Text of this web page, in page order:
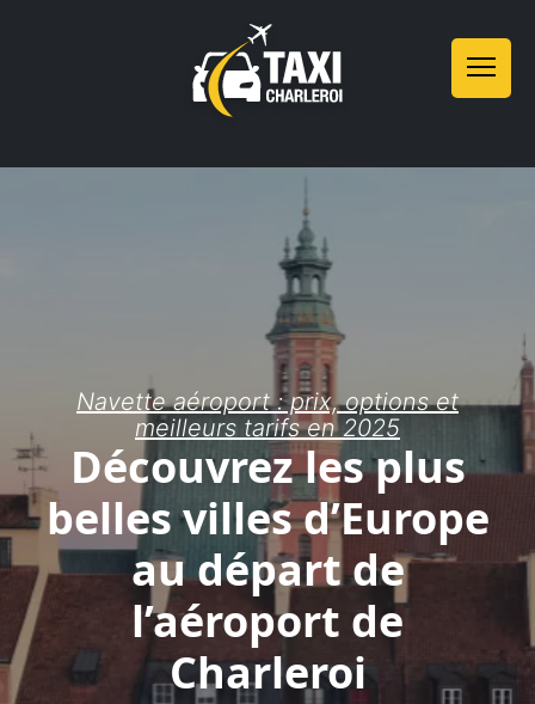
Navette aéroport : prix, options et
meilleurs tarifs en 2025
Découvrez les plus
belles villes d’Europe
au départ de
l’aéroport de
Charleroi